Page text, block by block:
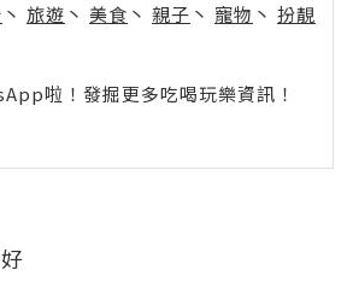
丶 旅遊 丶 美食 丶 親子 丶 寵物 丶 扮靚
啦！發掘更多吃喝玩樂資訊！